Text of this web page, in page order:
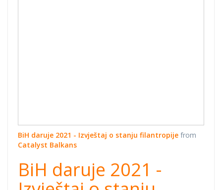
BiH daruje 2021 - Izvještaj o stanju filantropije from
Catalyst Balkans
BiH daruje 2021 -